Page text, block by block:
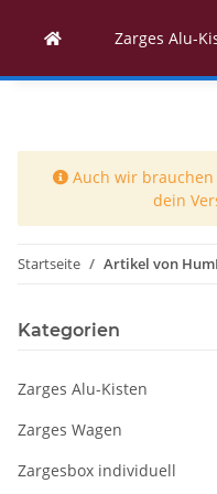
Zarges Alu-
Auch wir brauchen
dein
Startseite Artikel von
Kategorien
Zarges Alu-Kisten
Zarges Wagen
Zargesbox individuell